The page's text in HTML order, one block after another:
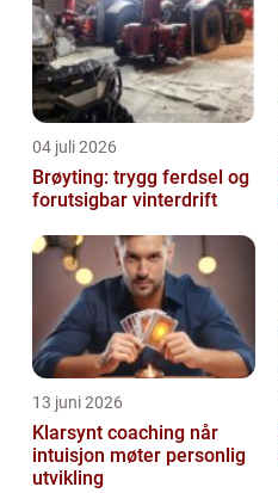
og est...
04 juli 2026
Brøyting: trygg ferdsel og
forutsigbar vinterdrift
13 juni 2026
Klarsynt coaching når
intuisjon møter personlig
utvikling